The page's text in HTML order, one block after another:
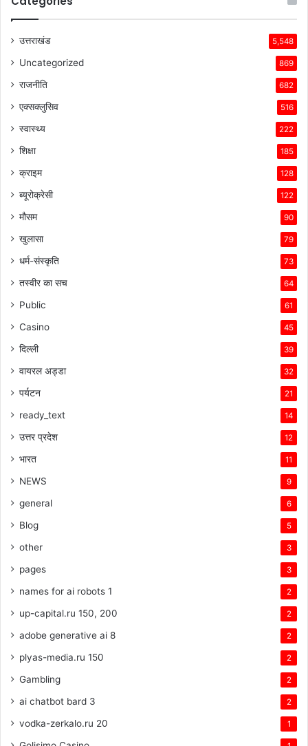
उत्तराखंड 5,548
Uncategorized 869
राजनीति 682
एक्सक्लुसिव 516
स्वास्थ्य 222
शिक्षा 185
क्राइम 128
ब्यूरोक्रेसी 122
मौसम 90
खुलासा 79
धर्म-संस्कृति 73
तस्वीर का सच 64
Public 61
Casino 45
दिल्ली 39
वायरल अड्डा 32
पर्यटन 21
ready_text 14
उत्तर प्रदेश 12
भारत 11
NEWS 9
general 6
Blog 5
other 3
pages 3
names for ai robots 1 2
up-capital.ru 150, 200 2
adobe generative ai 8 2
plyas-media.ru 150 2
Gambling 2
ai chatbot bard 3 2
vodka-zerkalo.ru 20 1